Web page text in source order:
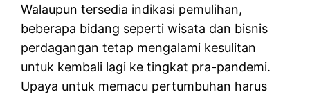
Walaupun tersedia indikasi pemulihan,
beberapa bidang seperti wisata dan bisnis
perdagangan tetap mengalami kesulitan
untuk kembali lagi ke tingkat pra-pandemi.
Upaya untuk memacu pertumbuhan harus